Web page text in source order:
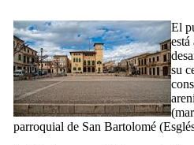
El
está
su
(
parroquial de San Bartolomé (